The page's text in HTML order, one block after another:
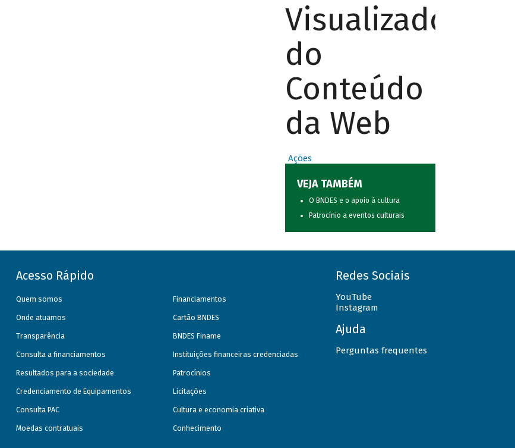
Visualizador
do
Conteúdo
da Web
Ações
VEJA TAMBÉM
O BNDES e o apoio à cultura
Patrocínio a eventos culturais
Acesso Rápido
Quem somos
Onde atuamos
Transparência
Consulta a financiamentos
Resultados para a sociedade
Credenciamento de Equipamentos
Consulta PAC
Moedas contratuais
Financiamentos
Cartão BNDES
BNDES Finame
Instituições financeiras credenciadas
Patrocínios
Licitações
Cultura e economia criativa
Conhecimento
Redes Sociais
YouTube
Instagram
Ajuda
Perguntas frequentes